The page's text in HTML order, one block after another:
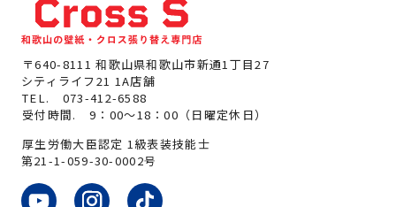
〒640-8111 和歌山県和歌山市新通1丁目27
シティライフ21 1A店舗
TEL. 073-412-6588
受付時間. 9：00～18：00（日曜定休日）
厚生労働大臣認定 1級表装技能士
第21-1-059-30-0002号